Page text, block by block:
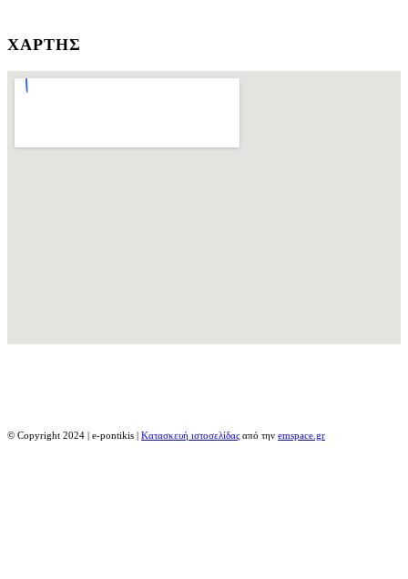
ΧΆΡΤΗΣ
© Copyright 2024 | e-pontikis | Κατασκευή ιστοσελίδας από την emspace.gr